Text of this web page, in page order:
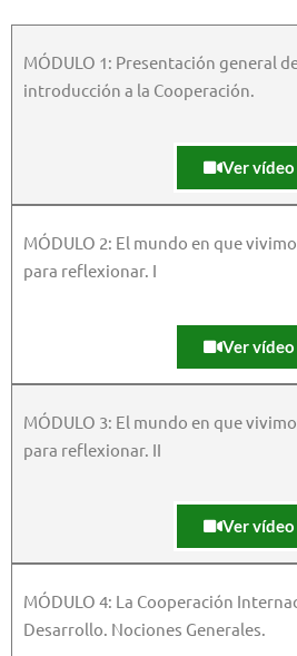
MÓDULO 1: Presentación general
introducción a la Cooperación.
Ver vídeo
MÓDULO 2: El mundo en que
para reflexionar. I
Ver vídeo
MÓDULO 3: El mundo en que
para reflexionar. II
Ver vídeo
MÓDULO 4: La Cooperación
Desarrollo. Nociones Generales.